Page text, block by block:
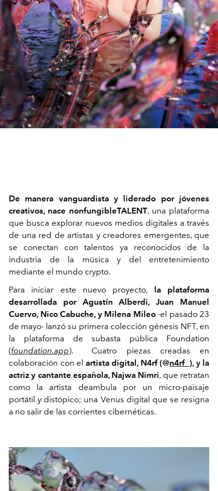
De manera vanguardista y liderado por jóvenes
creativos, nace nonfungibleTALENT, una plataforma
que busca explorar nuevos medios digitales a través
de una red de artistas y creadores emergentes, que
se conectan con talentos ya reconocidos de la
industria de la música y del entretenimiento
mediante el mundo crypto.
Para iniciar este nuevo proyecto,
la plataforma
desarrollada por Agustín Alberdi, Juan Manuel
Cuervo, Nico Cabuche, y Milena Mileo-el pasado 23
de mayo- lanzó su primera colección génesis NFT, en
la plataforma de subasta pública Foundation
(foundation.app). Cuatro piezas creadas en
colaboración con el artista digital, N4rf (@n4rf_ ), y la
actriz y cantante española, Najwa Nimri, que retratan
como la artista deambula por un micro-paisaje
portátil y distópico; una Venus digital que se resigna
a no salir de las corrientes cibernéticas.